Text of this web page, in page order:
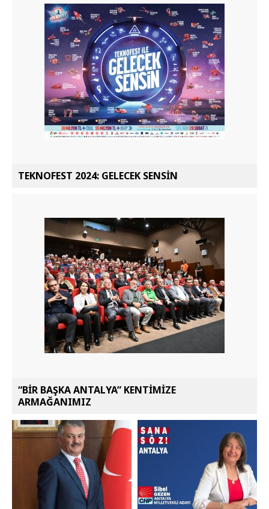
TEKNOFEST 2024: GELECEK SENSİN
“BİR BAŞKA ANTALYA” KENTİMİZE
ARMAĞANIMIZ